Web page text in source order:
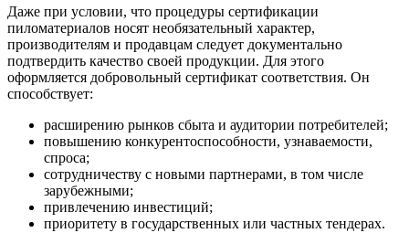
Даже при условии, что процедуры сертификации
пиломатериалов носят необязательный характер,
производителям и продавцам следует документально
подтвердить качество своей продукции. Для этого
оформляется добровольный сертификат соответствия. Он
способствует:
расширению рынков сбыта и аудитории потребителей;
повышению конкурентоспособности, узнаваемости,
спроса;
сотрудничеству с новыми партнерами, в том числе
зарубежными;
привлечению инвестиций;
приоритету в государственных или частных тендерах.